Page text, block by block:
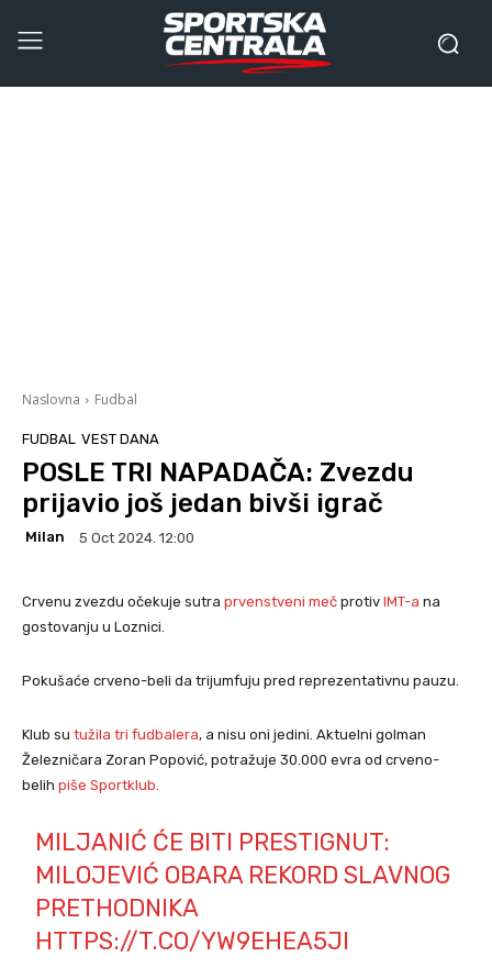
Naslovna Fudbal
FUDBAL VEST DANA
POSLE TRI NAPADAČA: Zvezdu
prijavio još jedan bivši igrač
Milan 5 Oct 2024. 12:00
Crvenu zvezdu očekuje sutra prvenstveni meč protiv IMT-a na
gostovanju u Loznici.
Pokušaće crveno-beli da trijumfuju pred reprezentativnu pauzu.
Klub su tužila tri fudbalera, a nisu oni jedini. Aktuelni golman
Železničara Zoran Popović, potražuje 30.000 evra od crveno-
belih piše Sportklub.
MILJANIĆ ĆE BITI PRESTIGNUT:
MILOJEVIĆ OBARA REKORD SLAVNOG
PRETHODNIKA
HTTPS://T.CO/YW9EHEA5JI